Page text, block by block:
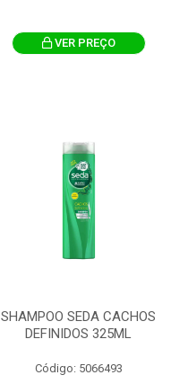
VER PREÇO
SHAMPOO SEDA CACHOS
DEFINIDOS 325ML
Código: 5066493